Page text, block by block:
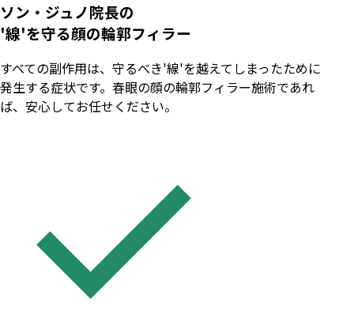
ソン・ジュノ院長の
'線'を守る顔の輪郭フィラー
すべての副作用は、守るべき'線'を越えてしまったために
発生する症状です。春眼の顔の輪郭フィラー施術であれ
ば、安心してお任せください。